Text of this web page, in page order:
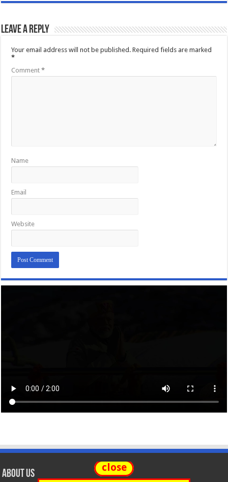
Leave a Reply
Your email address will not be published. Required fields are marked
*
Comment*
Name
Email
Website
About Us
close